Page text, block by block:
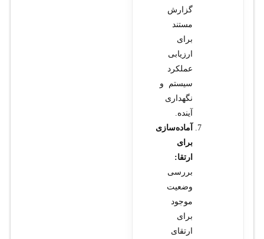
گزارش
مستند
برای
ارزیابی
عملکرد
سیستم و
نگهداری
آینده.
آماده‌سازی
برای
ارتقا:
بررسی
وضعیت
موجود
برای
ارتقای